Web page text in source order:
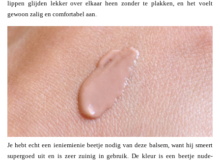
lippen glijden lekker over elkaar heen zonder te plakken, en het voelt
gewoon zalig en comfortabel aan.
Je hebt echt een ieniemienie beetje nodig van deze balsem, want hij smeert
supergoed uit en is zeer zuinig in gebruik. De kleur is een beetje nude-